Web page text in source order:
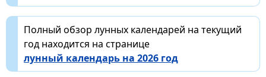
Полный обзор лунных календарей на текущий
год находится на странице
лунный календарь на 2026 год